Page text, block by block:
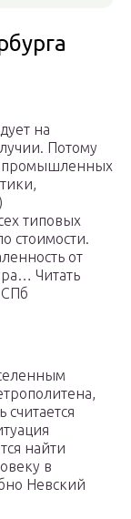
на
Потому
промышленных
типовых
стоимости.
от
Читать
считается
найти
в
Невский